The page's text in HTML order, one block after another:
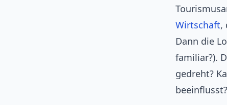
Wirtschaft,
Dann die
familiar?).
gedreht?
beeinflusst?